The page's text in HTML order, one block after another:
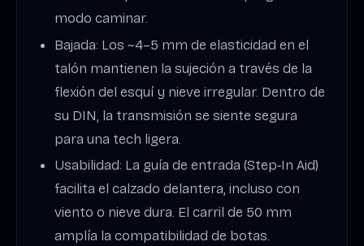
modo caminar.
Bajada: Los ~4–5 mm de elasticidad en el
talón mantienen la sujeción a través de la
flexión del esquí y nieve irregular. Dentro de
su DIN, la transmisión se siente segura
para una tech ligera.
Usabilidad: La guía de entrada (Step‑In Aid)
facilita el calzado delantera, incluso con
viento o nieve dura. El carril de 50 mm
amplía la compatibilidad de botas.